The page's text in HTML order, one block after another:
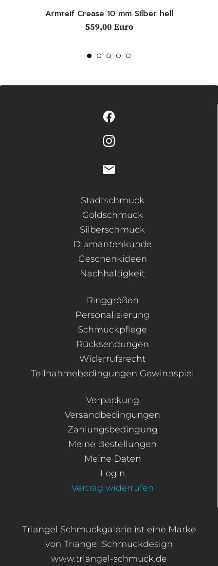
Armreif Crease 10 mm Silber hell
559,00 Euro
Stadtschmuck
Goldschmuck
Silberschmuck
Diamantenkunde
Geschenkideen
Nachhaltigkeit
Ringgrößen
Personalisierung
Schmuckpflege
Rücksendungen
Widerrufsrecht
Teilnahmebedingungen Gewinnspiel
Verpackung
Versandbedingungen
Zahlungsbedingung
Meine Bestellungen
Meine Daten
Login
Vertrag widerrufen
Triangel Schmuckgalerie ist eine Marke
von Triangel Schmuckdesign
www.triangel-schmuck.de